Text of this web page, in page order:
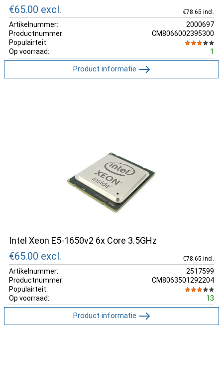
€65.00 excl. €78.65 incl.
Artikelnummer:
2000697
Productnummer:
CM8066002395300
Populairteit:
Op voorraad:
1
Product informatie
Intel Xeon E5-1650v2 6x Core 3.5GHz
€65.00 excl. €78.65 incl.
Artikelnummer:
2517599
Productnummer:
CM8063501292204
Populairteit:
Op voorraad:
13
Product informatie